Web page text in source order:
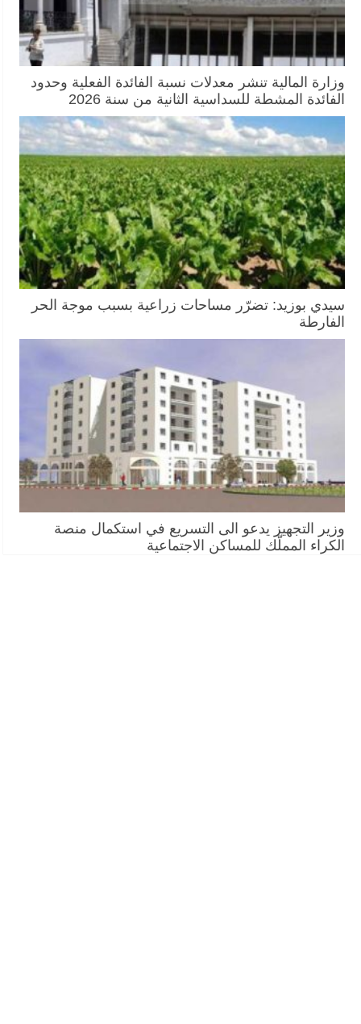
وزارة المالية تنشر معدلات نسبة الفائدة الفعلية وحدود
الفائدة المشطة للسداسية الثانية من سنة 2026
سيدي بوزيد: تضرّر مساحات زراعية بسبب موجة الحر
الفارطة
وزير التجهيز يدعو الى التسريع في استكمال منصة
الكراء المملّك للمساكن الاجتماعية